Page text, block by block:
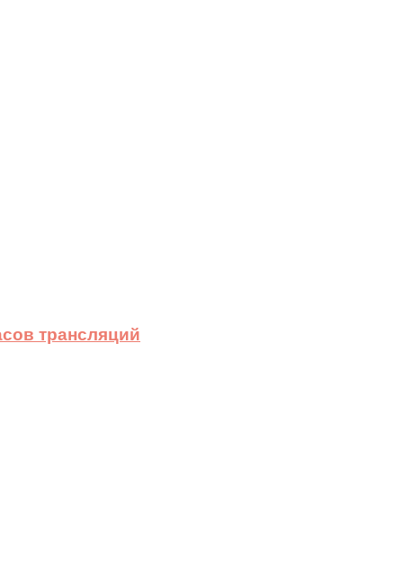
трансляций